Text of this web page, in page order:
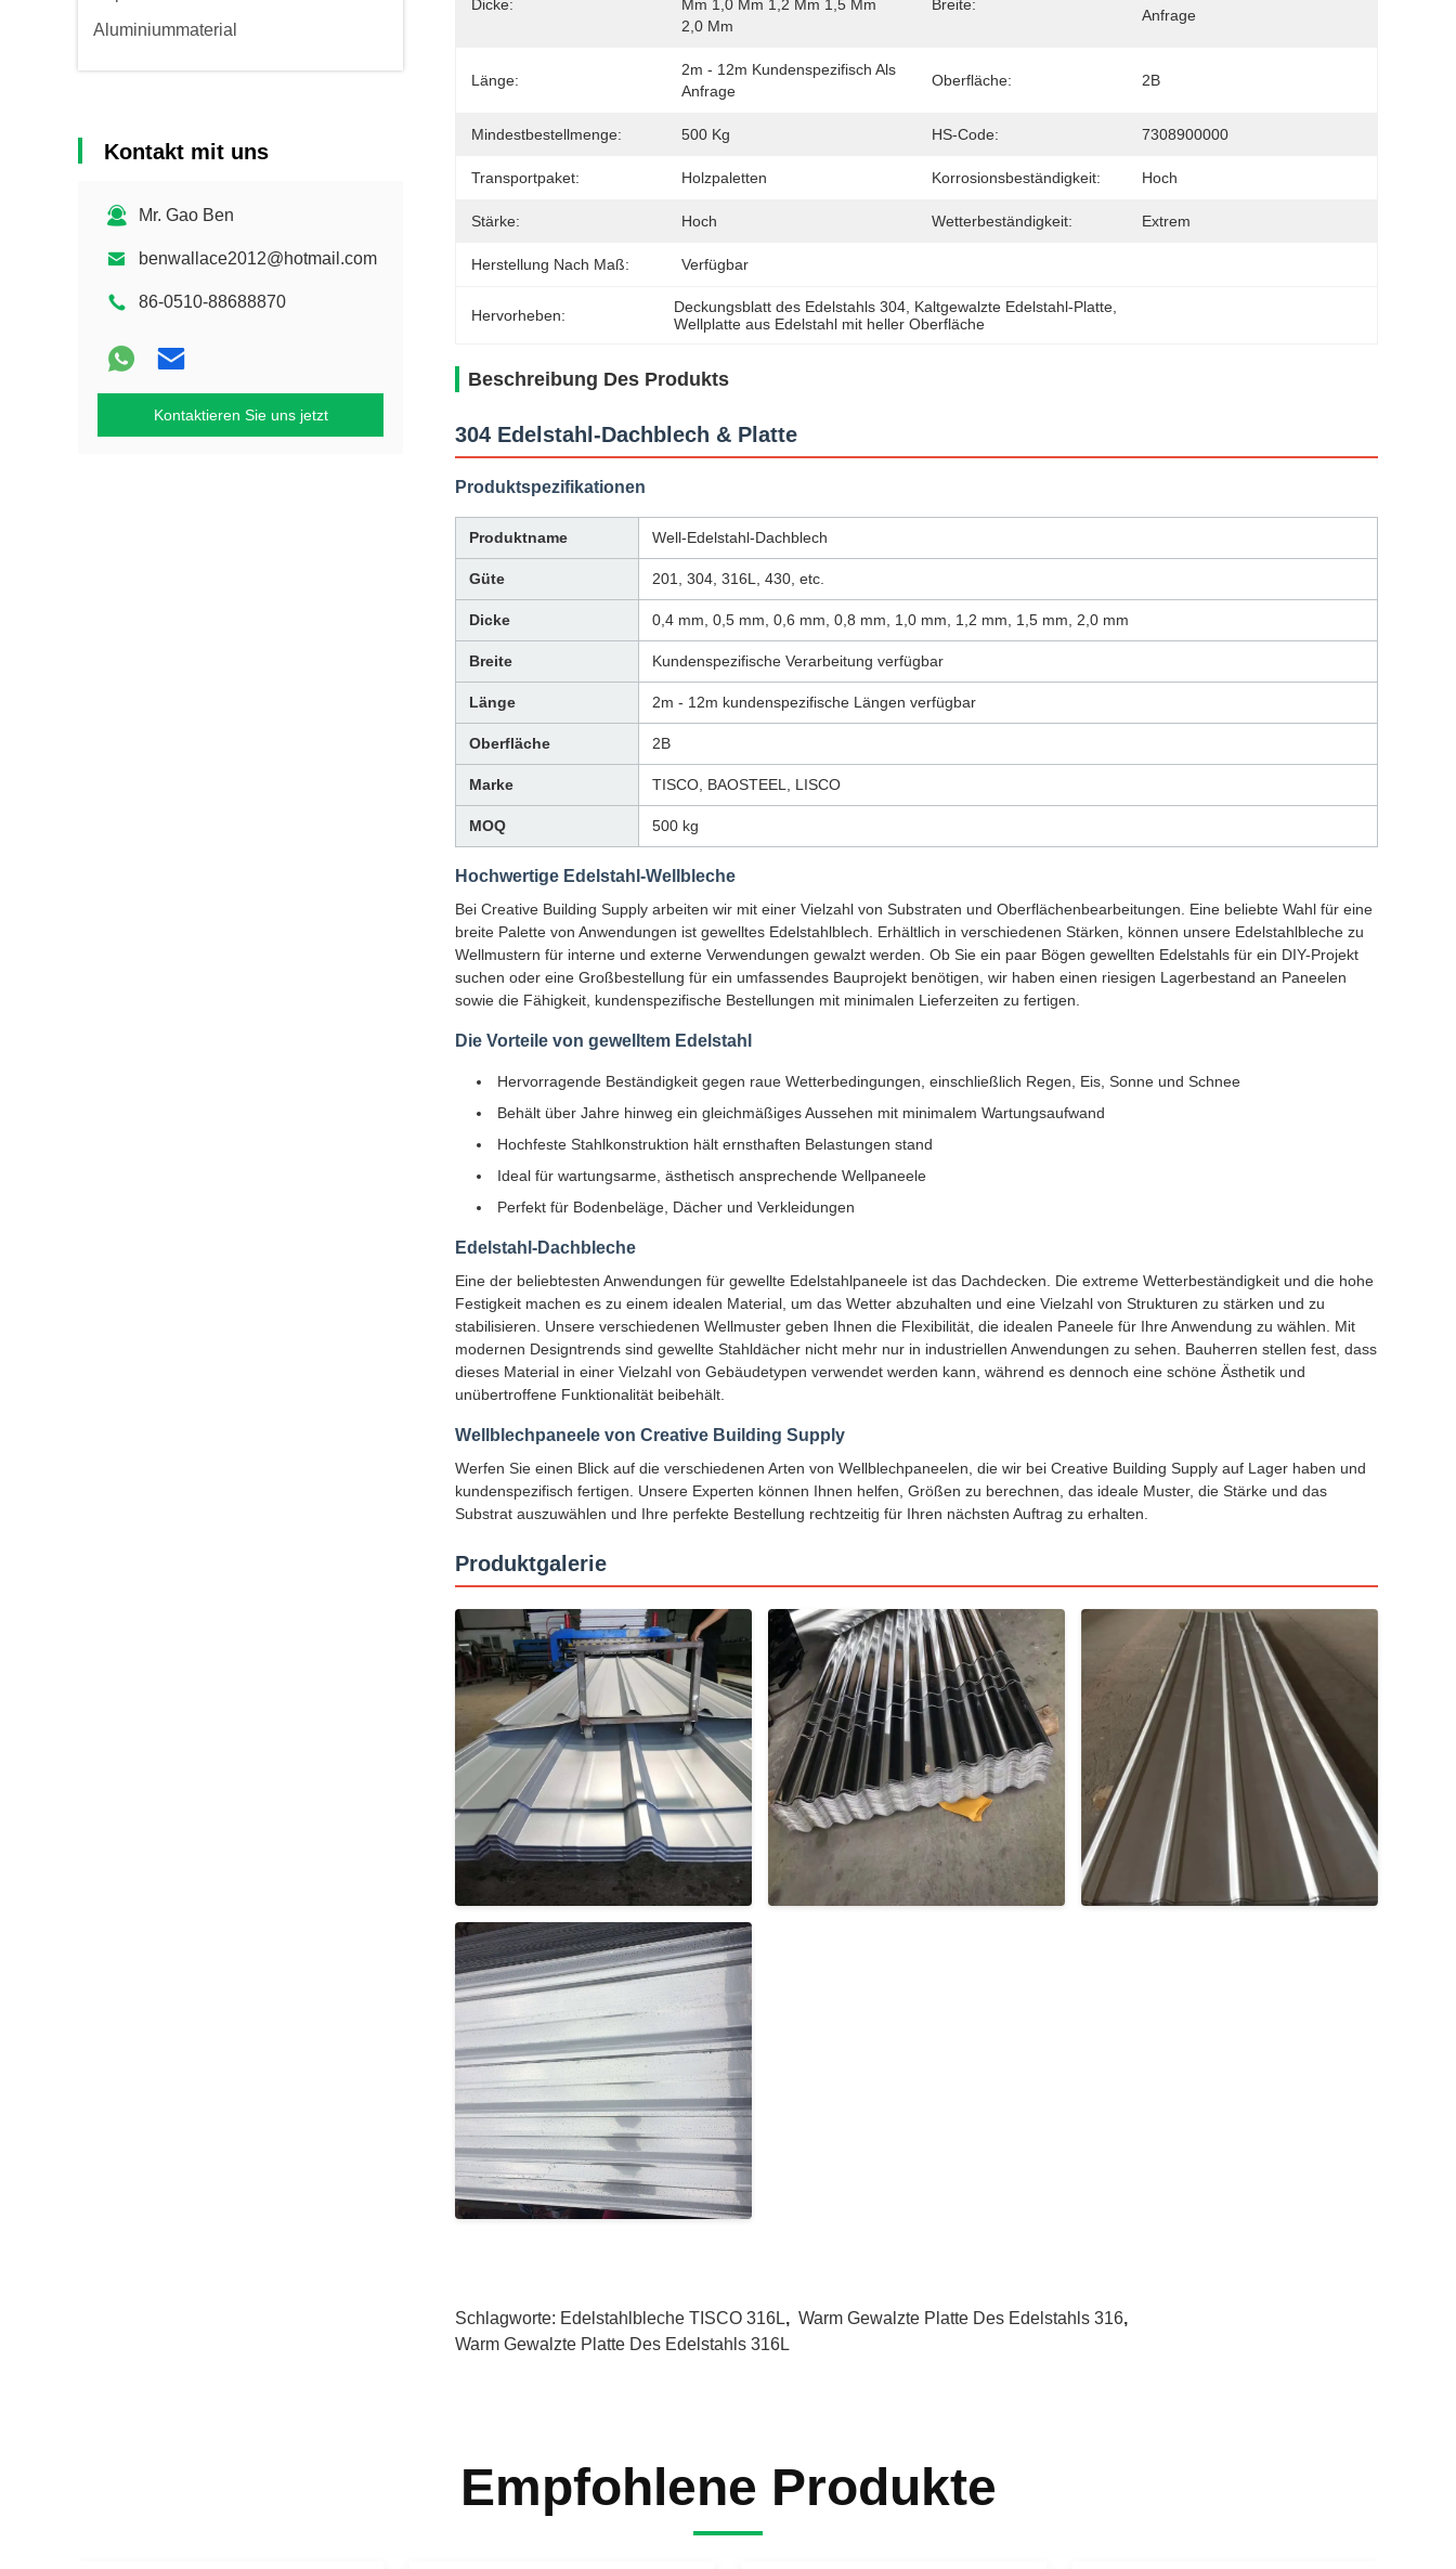
Aluminiummaterial
Kontakt mit uns
Mr. Gao Ben
benwallace2012@hotmail.com
86-0510-88688870
Kontaktieren Sie uns jetzt
Dicke:
Mm 1,0 Mm 1,2 Mm 1,5 Mm
2,0 Mm
Breite:
Anfrage
Länge:
2m - 12m Kundenspezifisch Als
Anfrage
Oberfläche: 2B
Mindestbestellmenge: 500 Kg HS-Code: 7308900000
Transportpaket: Holzpaletten Korrosionsbeständigkeit: Hoch
Stärke: Hoch Wetterbeständigkeit: Extrem
Herstellung Nach Maß: Verfügbar
Hervorheben: Deckungsblatt des Edelstahls 304 Kaltgewalzte Edelstahl-Platte
Wellplatte aus Edelstahl mit heller Oberfläche
Beschreibung Des Produkts
304 Edelstahl-Dachblech & Platte
Produktspezifikationen
Produktname Well-Edelstahl-Dachblech
Güte 201, 304, 316L, 430, etc.
Dicke 0,4 mm, 0,5 mm, 0,6 mm, 0,8 mm, 1,0 mm, 1,2 mm, 1,5 mm, 2,0 mm
Breite Kundenspezifische Verarbeitung verfügbar
Länge 2m - 12m kundenspezifische Längen verfügbar
Oberfläche 2B
Marke TISCO, BAOSTEEL, LISCO
MOQ 500 kg
Hochwertige Edelstahl-Wellbleche
Bei Creative Building Supply arbeiten wir mit einer Vielzahl von Substraten und Oberflächenbearbeitungen. Eine beliebte Wahl für eine
breite Palette von Anwendungen ist gewelltes Edelstahlblech. Erhältlich in verschiedenen Stärken, können unsere Edelstahlbleche zu
Wellmustern für interne und externe Verwendungen gewalzt werden. Ob Sie ein paar Bögen gewellten Edelstahls für ein DIY-Projekt
suchen oder eine Großbestellung für ein umfassendes Bauprojekt benötigen, wir haben einen riesigen Lagerbestand an Paneelen
sowie die Fähigkeit, kundenspezifische Bestellungen mit minimalen Lieferzeiten zu fertigen.
Die Vorteile von gewelltem Edelstahl
Hervorragende Beständigkeit gegen raue Wetterbedingungen, einschließlich Regen, Eis, Sonne und Schnee
Behält über Jahre hinweg ein gleichmäßiges Aussehen mit minimalem Wartungsaufwand
Hochfeste Stahlkonstruktion hält ernsthaften Belastungen stand
Ideal für wartungsarme, ästhetisch ansprechende Wellpaneele
Perfekt für Bodenbeläge, Dächer und Verkleidungen
Edelstahl-Dachbleche
Eine der beliebtesten Anwendungen für gewellte Edelstahlpaneele ist das Dachdecken. Die extreme Wetterbeständigkeit und die hohe
Festigkeit machen es zu einem idealen Material, um das Wetter abzuhalten und eine Vielzahl von Strukturen zu stärken und zu
stabilisieren. Unsere verschiedenen Wellmuster geben Ihnen die Flexibilität, die idealen Paneele für Ihre Anwendung zu wählen. Mit
modernen Designtrends sind gewellte Stahldächer nicht mehr nur in industriellen Anwendungen zu sehen. Bauherren stellen fest, dass
dieses Material in einer Vielzahl von Gebäudetypen verwendet werden kann, während es dennoch eine schöne Ästhetik und
unübertroffene Funktionalität beibehält.
Wellblechpaneele von Creative Building Supply
Werfen Sie einen Blick auf die verschiedenen Arten von Wellblechpaneelen, die wir bei Creative Building Supply auf Lager haben und
kundenspezifisch fertigen. Unsere Experten können Ihnen helfen, Größen zu berechnen, das ideale Muster, die Stärke und das
Substrat auszuwählen und Ihre perfekte Bestellung rechtzeitig für Ihren nächsten Auftrag zu erhalten.
Produktgalerie
Schlagworte: Edelstahlbleche TISCO 316L, Warm Gewalzte Platte Des Edelstahls 316,
Warm Gewalzte Platte Des Edelstahls 316L
Empfohlene Produkte